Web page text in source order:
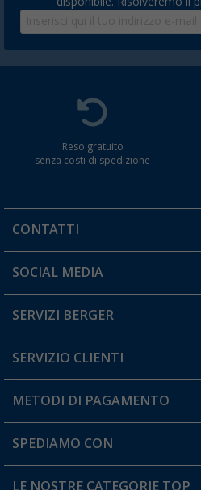
Reso gratuito
senza costi di spedizione
CONTATTI
Orari di apertura del servizio:
Hai una domanda?
SOCIAL MEDIA
SERVIZI BERGER
Diventare rivenditori
Il mio Account
Carta fedeltà Berger
SERVIZIO CLIENTI
Informazioni sulla spedizione
Resi
METODI DI PAGAMENTO
SPEDIAMO CON
LE NOSTRE CATEGORIE TOP